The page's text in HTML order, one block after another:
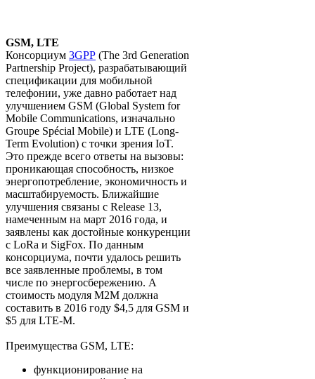
GSM, LTE
Консорциум 3GPP (The 3rd Generation
Partnership Project), разрабатывающий
спецификации для мобильной
телефонии, уже давно работает над
улучшением GSM (Global System for
Mobile Communications, изначально
Groupe Spécial Mobile) и LTE (Long-
Term Evolution) с точки зрения IoT.
Это прежде всего ответы на вызовы:
проникающая способность, низкое
энергопотребление, экономичность и
масштабируемость. Ближайшие
улучшения связаны с Release 13,
намеченным на март 2016 года, и
заявлены как достойные конкуренции
с LoRa и SigFox. По данным
консорциума, почти удалось решить
все заявленные проблемы, в том
числе по энергосбережению. А
стоимость модуля М2М должна
составить в 2016 году $4,5 для GSM и
$5 для LTE-M.
Преимущества GSM, LTE:
функционирование на